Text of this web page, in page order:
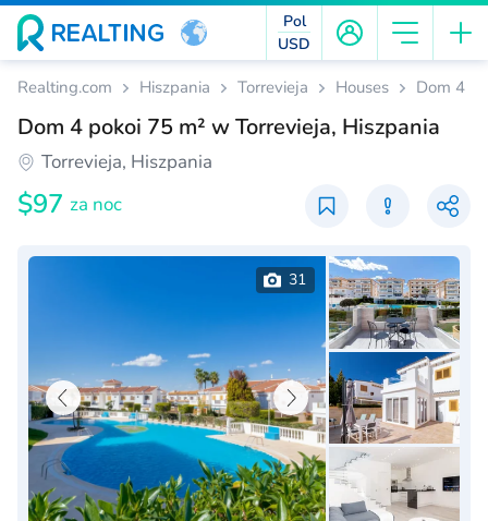
Pol
USD
Realting.com Hiszpania Torrevieja Houses Dom 4
Dom 4 pokoi 75 m² w Torrevieja, Hiszpania
Torrevieja, Hiszpania
$97 za noc
31